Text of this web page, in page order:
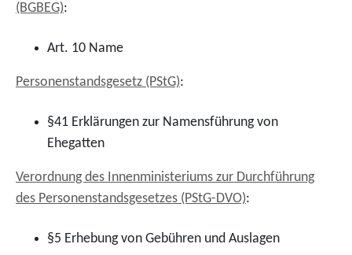
(BGBEG):
Art. 10 Name
Personenstandsgesetz (PStG):
§41 Erklärungen zur Namensführung von
Ehegatten
Verordnung des Innenministeriums zur Durchführung
des Personenstandsgesetzes (PStG-DVO):
§5 Erhebung von Gebühren und Auslagen